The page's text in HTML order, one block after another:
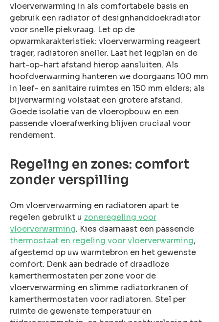
vloerverwarming in als comfortabele basis en
gebruik een radiator of designhanddoekradiator
voor snelle piekvraag. Let op de
opwarmkarakteristiek: vloerverwarming reageert
trager, radiatoren sneller. Laat het legplan en de
hart-op-hart afstand hierop aansluiten. Als
hoofdverwarming hanteren we doorgaans 100 mm
in leef- en sanitaire ruimtes en 150 mm elders; als
bijverwarming volstaat een grotere afstand.
Goede isolatie van de vloeropbouw en een
passende vloerafwerking blijven cruciaal voor
rendement.
Regeling en zones: comfort
zonder verspilling
Om vloerverwarming en radiatoren apart te
regelen gebruikt u zoneregeling voor
vloerverwarming. Kies daarnaast een passende
thermostaat en regeling voor vloerverwarming,
afgestemd op uw warmtebron en het gewenste
comfort. Denk aan bedrade of draadloze
kamerthermostaten per zone voor de
vloerverwarming en slimme radiatorkranen of
kamerthermostaten voor radiatoren. Stel per
ruimte de gewenste temperatuur en